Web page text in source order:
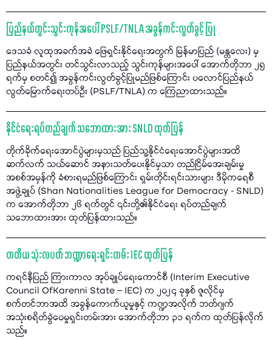
ပြည်နယ်တွင်းသွင်းကုန်အပေါ် PSLF/TNLA အခွန်ကင်းလွတ်ခွင့် ပြု
ဒေသခံ လူထုအခက်အခဲ ဖြေရှင်းနိုင်ရေးအတွက် မြန်မာပြည် (မန္တလေး) မှ
ပြည်နယ်အတွင်း တင်သွင်းလာသည့် သွင်းကုန်များအပေါ် အောက်တိုဘာ ၂၅
ရက်မှ စတင်၍ အခွန်ကင်းလွတ်ခွင့်ပြုမည်ဖြစ်ကြောင်း ပလောင်ပြည်နယ်
လွတ်မြောက်ရေးတပ်ဦး (PSLF/TNLA) က ကြေညာထားသည်။
နိုင်ငံရေးရပ်တည်ချက် သဘောထားအား SNLD ထုတ်ပြန်
တိုက်ခိုက်ရေးအောင်ပွဲများမှသည် ပြည်သူ့နိုင်ငံရေးအောင်ပွဲများအထိ
ဆက်လက် သယ်ဆောင် အနားသတ်ပေးနိုင်မှသာ တည်ငြိမ်အေးချမ်းမှု
အစစ်အမှန်ကို ခံစားရမည်ဖြစ်ကြောင်း ရှမ်းတိုင်းရင်းသားများ ဒီမိုကရေစီ
အဖွဲ့ချုပ် (Shan Nationalities League for Democracy - SNLD)
က အောက်တိုဘာ ၂၆ ရက်တွင် ၎င်းတို့၏နိုင်ငံရေး ရပ်တည်ချက်
သဘောထားအား ထုတ်ပြန်ထားသည်။
တတိယ သုံးလပတ် ဘဏ္ဍာရေးရှင်းတမ်း IEC ထုတ်ပြန်
ကရင်နီပြည် ကြားကာလ အုပ်ချုပ်ရေးကောင်စီ (Interim Executive
Council OfKarenni State – IEC) က ၂၀၂၄ ခုနှစ် ဇူလိုင်မှ
စက်တင်ဘာအထိ အခွန်ကောက်ယူမှုနှင့် ကဏ္ဍအလိုက် ဘတ်ဂျက်
အသုံးစရိတ်ခွဲဝေမှုရှင်းတမ်းအား အောက်တိုဘာ ၃၁ ရက်က ထုတ်ပြန်လိုက်
သည်။